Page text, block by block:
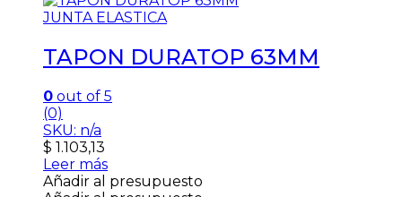
JUNTA ELASTICA
TAPON DURATOP 63MM
0 out of 5
(0)
SKU: n/a
$ 1.103,13
Leer más
Añadir al presupuesto